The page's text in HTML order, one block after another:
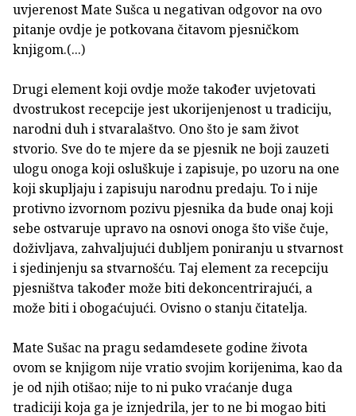
uvjerenost Mate Sušca u negativan odgovor na ovo
pitanje ovdje je potkovana čitavom pjesničkom
knjigom.(...)
Drugi element koji ovdje može također uvjetovati
dvostrukost recepcije jest ukorijenjenost u tradiciju,
narodni duh i stvaralaštvo. Ono što je sam život
stvorio. Sve do te mjere da se pjesnik ne boji zauzeti
ulogu onoga koji osluškuje i zapisuje, po uzoru na one
koji skupljaju i zapisuju narodnu predaju. To i nije
protivno izvornom pozivu pjesnika da bude onaj koji
sebe ostvaruje upravo na osnovi onoga što više čuje,
doživljava, zahvaljujući dubljem poniranju u stvarnost
i sjedinjenju sa stvarnošću. Taj element za recepciju
pjesništva također može biti dekoncentrirajući, a
može biti i obogaćujući. Ovisno o stanju čitatelja.
Mate Sušac na pragu sedamdesete godine života
ovom se knjigom nije vratio svojim korijenima, kao da
je od njih otišao; nije to ni puko vraćanje duga
tradiciji koja ga je iznjedrila, jer to ne bi mogao biti